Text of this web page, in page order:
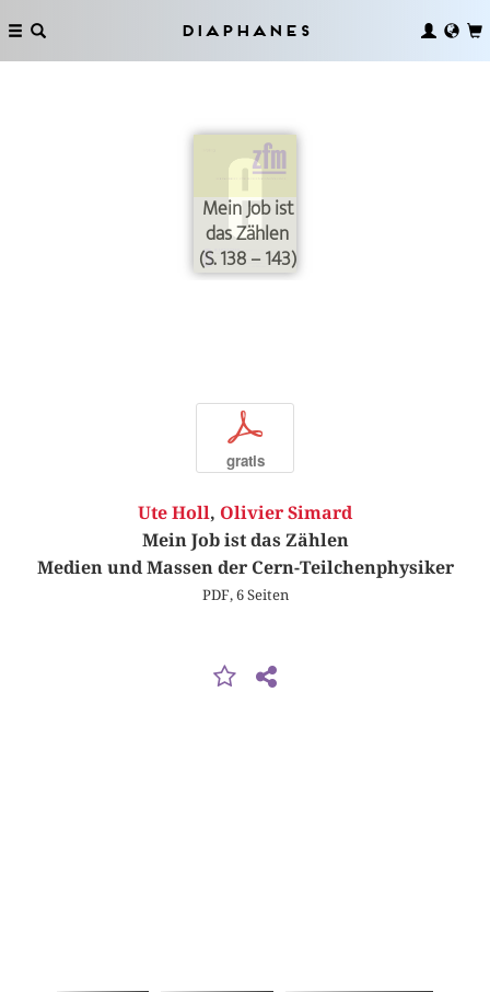
Diaphanes
Mein Job ist
das Zählen
(S. 138 – 143)
p
gratis
Ute Holl, Olivier Simard
Mein Job ist das Zählen
Medien und Massen der Cern-Teilchenphysiker
PDF, 6 Seiten